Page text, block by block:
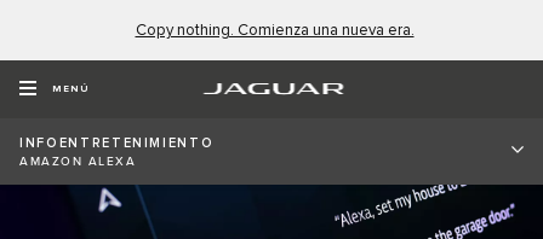
Copy nothing. Comienza una nueva era.
MENÚ
INFOENTRETENIMIENTO
AMAZON ALEXA